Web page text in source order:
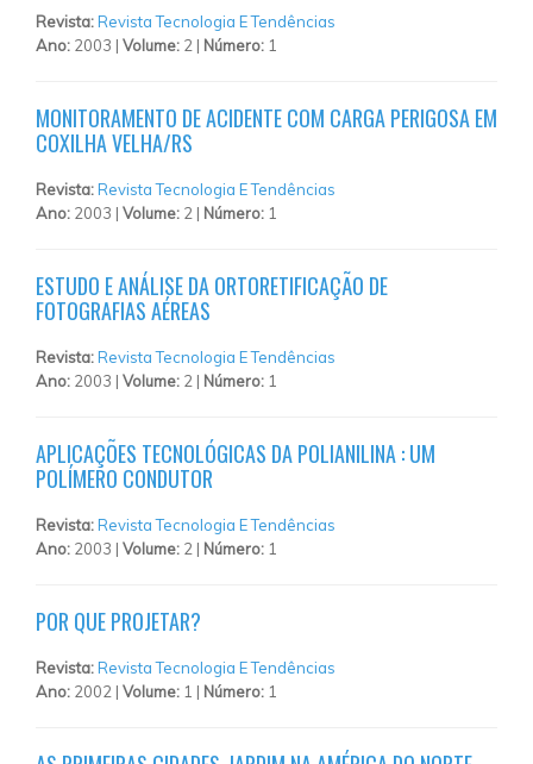
Revista:Revista Tecnologia E Tendências
Ano: 2003 | Volume: 2 | Número: 1
MONITORAMENTO DE ACIDENTE COM CARGA PERIGOSA EM
COXILHA VELHA/RS
Revista:Revista Tecnologia E Tendências
Ano: 2003 | Volume: 2 | Número: 1
ESTUDO E ANÁLISE DA ORTORETIFICAÇÃO DE
FOTOGRAFIAS AÉREAS
Revista:Revista Tecnologia E Tendências
Ano: 2003 | Volume: 2 | Número: 1
APLICAÇÕES TECNOLÓGICAS DA POLIANILINA : UM
POLÍMERO CONDUTOR
Revista:Revista Tecnologia E Tendências
Ano: 2003 | Volume: 2 | Número: 1
POR QUE PROJETAR?
Revista:Revista Tecnologia E Tendências
Ano: 2002 | Volume: 1 | Número: 1